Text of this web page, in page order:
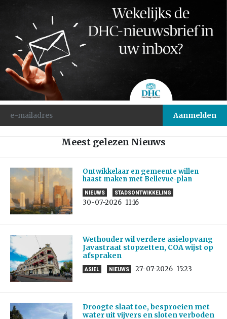
Meest gelezen Nieuws
Ontwikkelaar en gemeente willen
haast maken met Bellevue-plan
NIEUWS STADSONTWIKKELING
30-07-2026 11:16
Wethouder wil verdere asielopvang
Javastraat stopzetten, COA wijst op
afspraken
ASIEL NIEUWS 27-07-2026 15:23
Droogte slaat toe, besproeien met
water uit vijvers en sloten verboden